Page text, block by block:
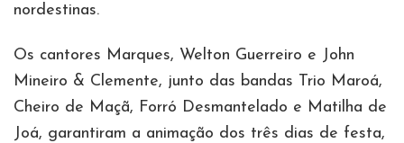
nordestinas.
Os cantores Marques, Welton Guerreiro e John
Mineiro & Clemente, junto das bandas Trio Maroá,
Cheiro de Maçã, Forró Desmantelado e Matilha de
Joá, garantiram a animação dos três dias de festa,